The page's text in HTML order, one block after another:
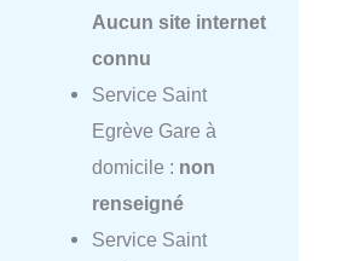
Aucun site internet
connu
Service Saint
Egrève Gare à
domicile : non
renseigné
Service Saint